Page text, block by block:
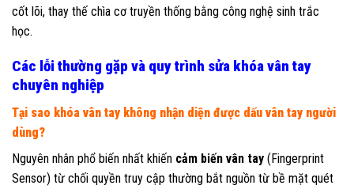
cốt lõi, thay thế chìa cơ truyền thống bằng công nghệ sinh trắc
học.
Các lỗi thường gặp và quy trình sửa khóa vân tay
chuyên nghiệp
Tại sao khóa vân tay không nhận diện được dấu vân tay người
dùng?
Nguyên nhân phổ biến nhất khiến cảm biến vân tay (Fingerprint
Sensor) từ chối quyền truy cập thường bắt nguồn từ bề mặt quét